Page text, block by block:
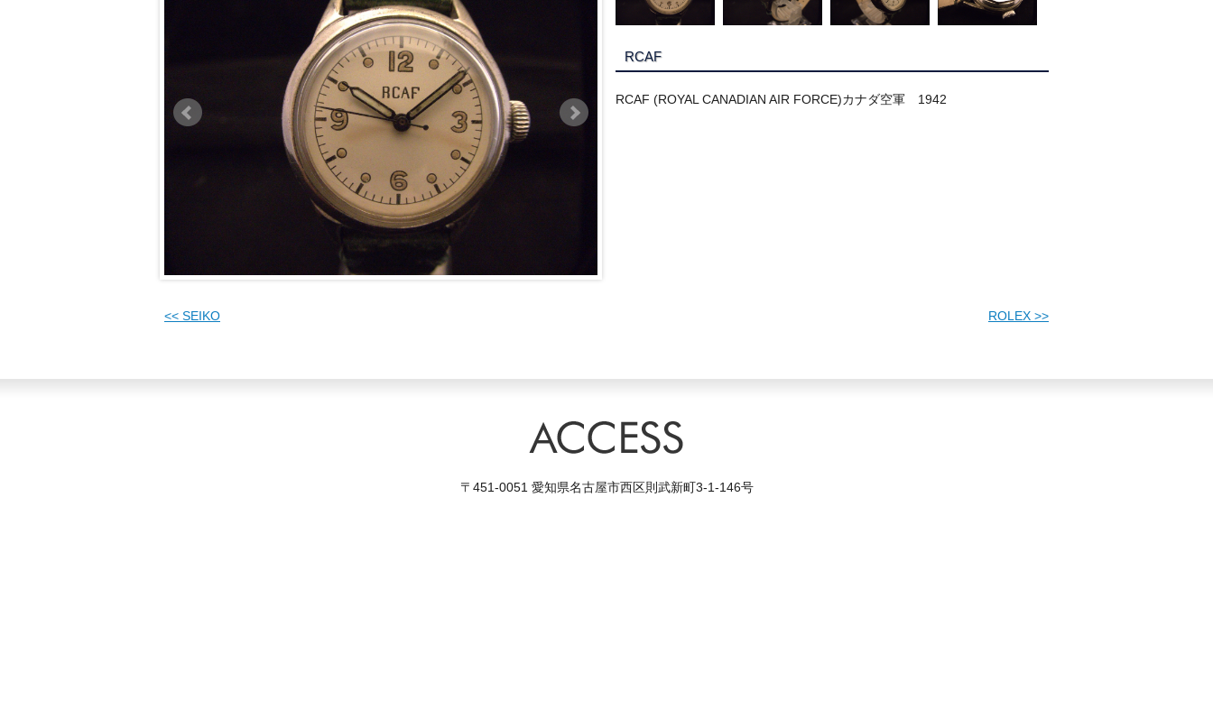
RCAF
RCAF (ROYAL CANADIAN AIR FORCE)カナダ空軍 1942
<< SEIKO ROLEX >>
〒451-0051 愛知県名古屋市西区則武新町3-1-146号